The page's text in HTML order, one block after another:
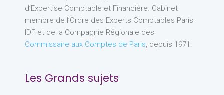
d’Expertise Comptable et Financière. Cabinet
membre de l’Ordre des Experts Comptables Paris
IDF et de la Compagnie Régionale des
Commissaire aux Comptes de Paris, depuis 1971.
Les Grands sujets